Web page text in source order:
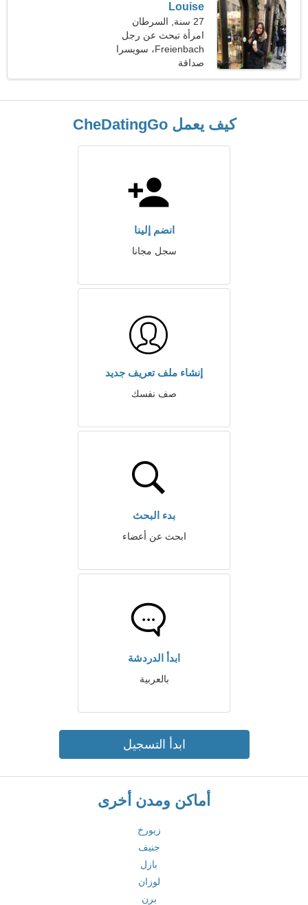
Louise
27 سنة, السرطان
امرأة تبحث عن رجل
Freienbach، سويسرا
صداقة
كيف يعمل CheDatingGo
انضم إلينا
سجل مجانا
إنشاء ملف تعريف جديد
صف نفسك
بدء البحث
ابحث عن أعضاء
ابدأ الدردشة
بالعربية
ابدأ التسجيل
أماكن ومدن أخرى
زيورخ
جنيف
بازل
لوزان
برن